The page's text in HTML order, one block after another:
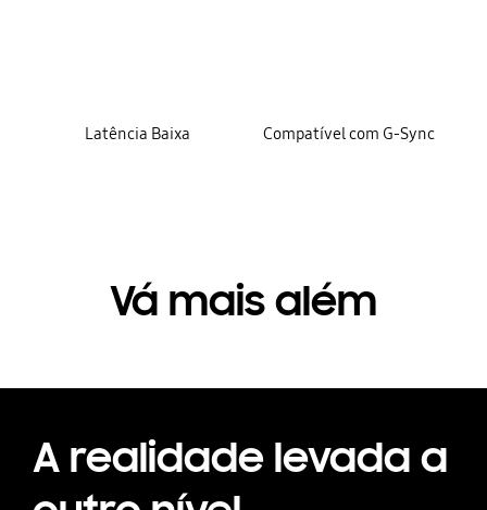
Latência Baixa Compatível com G-Sync
Vá mais além
A realidade levada a